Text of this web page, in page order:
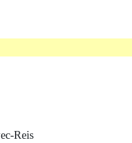
Reis